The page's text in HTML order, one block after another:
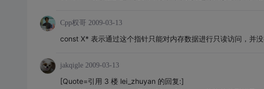
Cpp权哥 2009-03-13
const X* 表示通过这个指针只能对内存数据进行只读访问，并没
jakqigle 2009-03-13
[Quote=引用 3 楼 lei_zhuyan 的回复:]